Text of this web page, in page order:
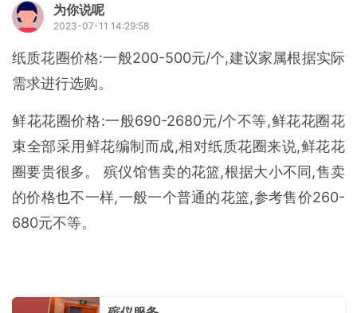
为你说呢
2023-07-11 14:29:58
纸质花圈价格:一般200-500元/个,建议家属根据实际
需求进行选购。
鲜花花圈价格:一般690-2680元/个不等,鲜花花圈花
束全部采用鲜花编制而成,相对纸质花圈来说,鲜花花
圈要贵很多。 殡仪馆售卖的花篮,根据大小不同,售卖
的价格也不一样,一般一个普通的花篮,参考售价260-
680元不等。